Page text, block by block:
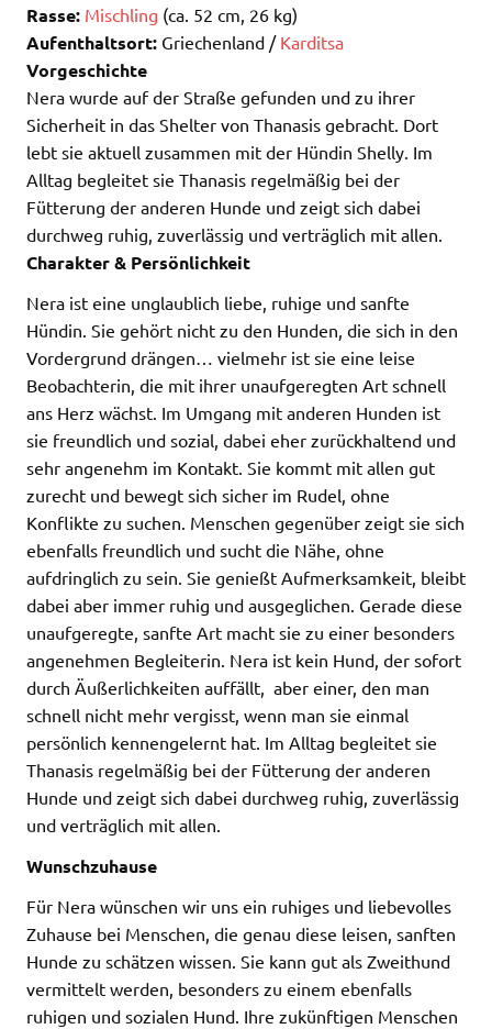
Rasse: Mischling (ca. 52 cm, 26 kg)
Aufenthaltsort: Griechenland / Karditsa
Vorgeschichte
Nera wurde auf der Straße gefunden und zu ihrer
Sicherheit in das Shelter von Thanasis gebracht. Dort
lebt sie aktuell zusammen mit der Hündin Shelly. Im
Alltag begleitet sie Thanasis regelmäßig bei der
Fütterung der anderen Hunde und zeigt sich dabei
durchweg ruhig, zuverlässig und verträglich mit allen.
Charakter & Persönlichkeit
Nera ist eine unglaublich liebe, ruhige und sanfte
Hündin. Sie gehört nicht zu den Hunden, die sich in den
Vordergrund drängen… vielmehr ist sie eine leise
Beobachterin, die mit ihrer unaufgeregten Art schnell
ans Herz wächst. Im Umgang mit anderen Hunden ist
sie freundlich und sozial, dabei eher zurückhaltend und
sehr angenehm im Kontakt. Sie kommt mit allen gut
zurecht und bewegt sich sicher im Rudel, ohne
Konflikte zu suchen. Menschen gegenüber zeigt sie sich
ebenfalls freundlich und sucht die Nähe, ohne
aufdringlich zu sein. Sie genießt Aufmerksamkeit, bleibt
dabei aber immer ruhig und ausgeglichen. Gerade diese
unaufgeregte, sanfte Art macht sie zu einer besonders
angenehmen Begleiterin. Nera ist kein Hund, der sofort
durch Äußerlichkeiten auffällt, aber einer, den man
schnell nicht mehr vergisst, wenn man sie einmal
persönlich kennengelernt hat. Im Alltag begleitet sie
Thanasis regelmäßig bei der Fütterung der anderen
Hunde und zeigt sich dabei durchweg ruhig, zuverlässig
und verträglich mit allen.
Wunschzuhause
Für Nera wünschen wir uns ein ruhiges und liebevolles
Zuhause bei Menschen, die genau diese leisen, sanften
Hunde zu schätzen wissen. Sie kann gut als Zweithund
vermittelt werden, besonders zu einem ebenfalls
ruhigen und sozialen Hund. Ihre zukünftigen Menschen